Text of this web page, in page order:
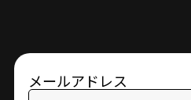
メールアドレス